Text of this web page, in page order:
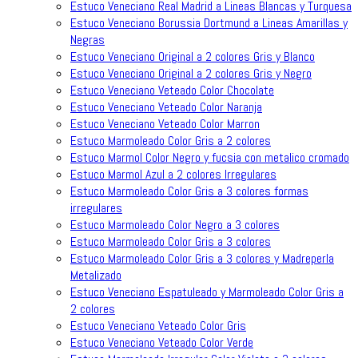
Estuco Veneciano Real Madrid a Lineas Blancas y Turquesa
Estuco Veneciano Borussia Dortmund a Lineas Amarillas y
Negras
Estuco Veneciano Original a 2 colores Gris y Blanco
Estuco Veneciano Original a 2 colores Gris y Negro
Estuco Veneciano Veteado Color Chocolate
Estuco Veneciano Veteado Color Naranja
Estuco Veneciano Veteado Color Marron
Estuco Marmoleado Color Gris a 2 colores
Estuco Marmol Color Negro y fucsia con metalico cromado
Estuco Marmol Azul a 2 colores Irregulares
Estuco Marmoleado Color Gris a 3 colores formas
irregulares
Estuco Marmoleado Color Negro a 3 colores
Estuco Marmoleado Color Gris a 3 colores
Estuco Marmoleado Color Gris a 3 colores y Madreperla
Metalizado
Estuco Veneciano Espatuleado y Marmoleado Color Gris a
2 colores
Estuco Veneciano Veteado Color Gris
Estuco Veneciano Veteado Color Verde